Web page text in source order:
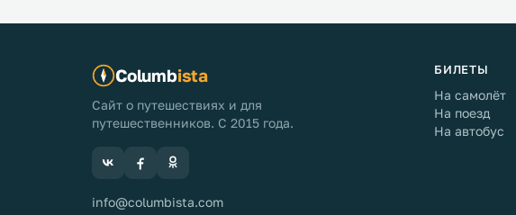
Columbista
Сайт о путешествиях и для
путешественников. С 2015 года.
info@columbista.com
БИЛЕТЫ
На самолёт
На поезд
На автобус